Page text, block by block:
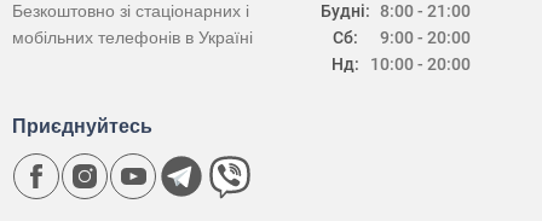
Будні:
Сб:
Нд:
8:00 - 21:00
9:00 - 20:00
10:00 - 20:00
Безкоштовно зі стаціонарних і
мобільних телефонів в Україні
Приєднуйтесь